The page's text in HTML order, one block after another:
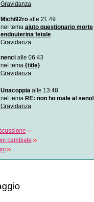
Gravidanza
Michi92roalle 21:49
nel tema aiuto questionario morte
endouterina fetale
Gravidanza
nencialle 06:43
nel tema {title}
Gravidanza
Unacoppiaalle 13:48
nel tema RE: non ho male al seno!
Gravidanza
cambiate